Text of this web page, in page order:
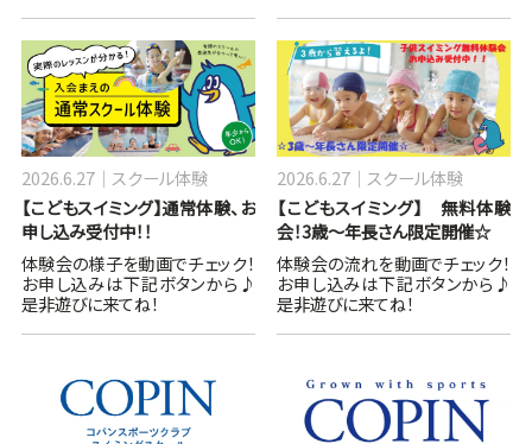
【こどもスイミング】通常体験、お
申し込み受付中！！
2026.6.27 スクール体験
体験会の様子を動画でチェック！
お申し込みは下記ボタンから♪
是非遊びに来てね！
【こどもスイミング】 無料体験
会！3歳～年長さん限定開催☆
2026.6.27 スクール体験
体験会の流れを動画でチェック！
お申し込みは下記ボタンから♪
是非遊びに来てね！